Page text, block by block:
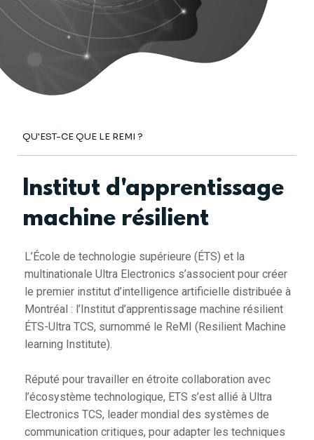
QU'EST-CE QUE LE REMI ?
Institut d'apprentissage
machine résilient
L’École de technologie supérieure (ÉTS) et la
multinationale Ultra Electronics s’associent pour créer
le premier institut d’intelligence artificielle distribuée à
Montréal : l’Institut d’apprentissage machine résilient
ÉTS-Ultra TCS, surnommé le ReMI (Resilient Machine
learning Institute).
Réputé pour travailler en étroite collaboration avec
l’écosystème technologique, ETS s’est allié à Ultra
Electronics TCS, leader mondial des systèmes de
communication critiques, pour adapter les techniques